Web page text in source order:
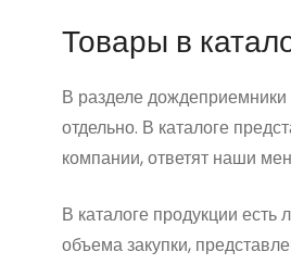
Товары в
В разделе
отдельно. В каталоге
компании, ответят наши
В каталоге продукции
объема закупки,